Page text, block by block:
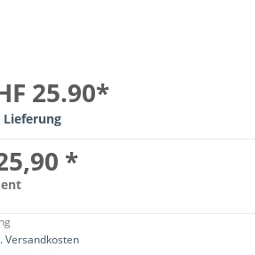
25.90*
Lieferung
*
Versandkosten